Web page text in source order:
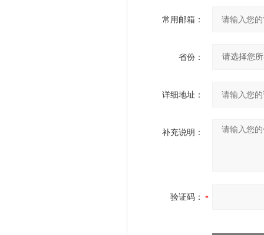
常用邮箱：
省份：
详细地址：
补充说明：
验证码：